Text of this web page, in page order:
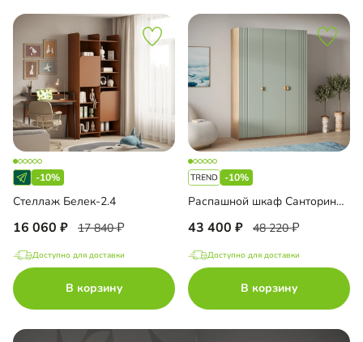
-10%
Стеллаж Белек-2.4
16 060 17 840
Доступно для доставки
В корзину
-10%
Распашной шкаф Санторини-3 Лайф
43 400 48 220
Доступно для доставки
В корзину